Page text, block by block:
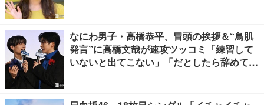
なにわ男子・高橋恭平、冒頭の挨拶＆“鳥肌
発言”に高橋文哉が速攻ツッコミ「練習して
いないと出てこない」「だとしたら辞めてく